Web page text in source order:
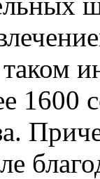
1600